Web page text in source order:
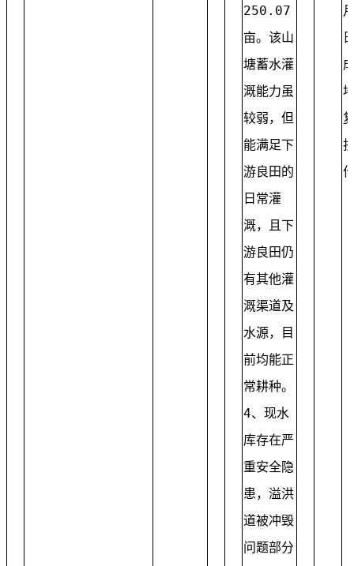
250.07
亩。该山
塘蓄水灌
溉能力虽
较弱，但
能满足下
游良田的
日常灌
溉，且下
游良田仍
有其他灌
溉渠道及
水源，目
前均能正
常耕种。
4、现水
库存在严
重安全隐
患，溢洪
道被冲毁
问题部分